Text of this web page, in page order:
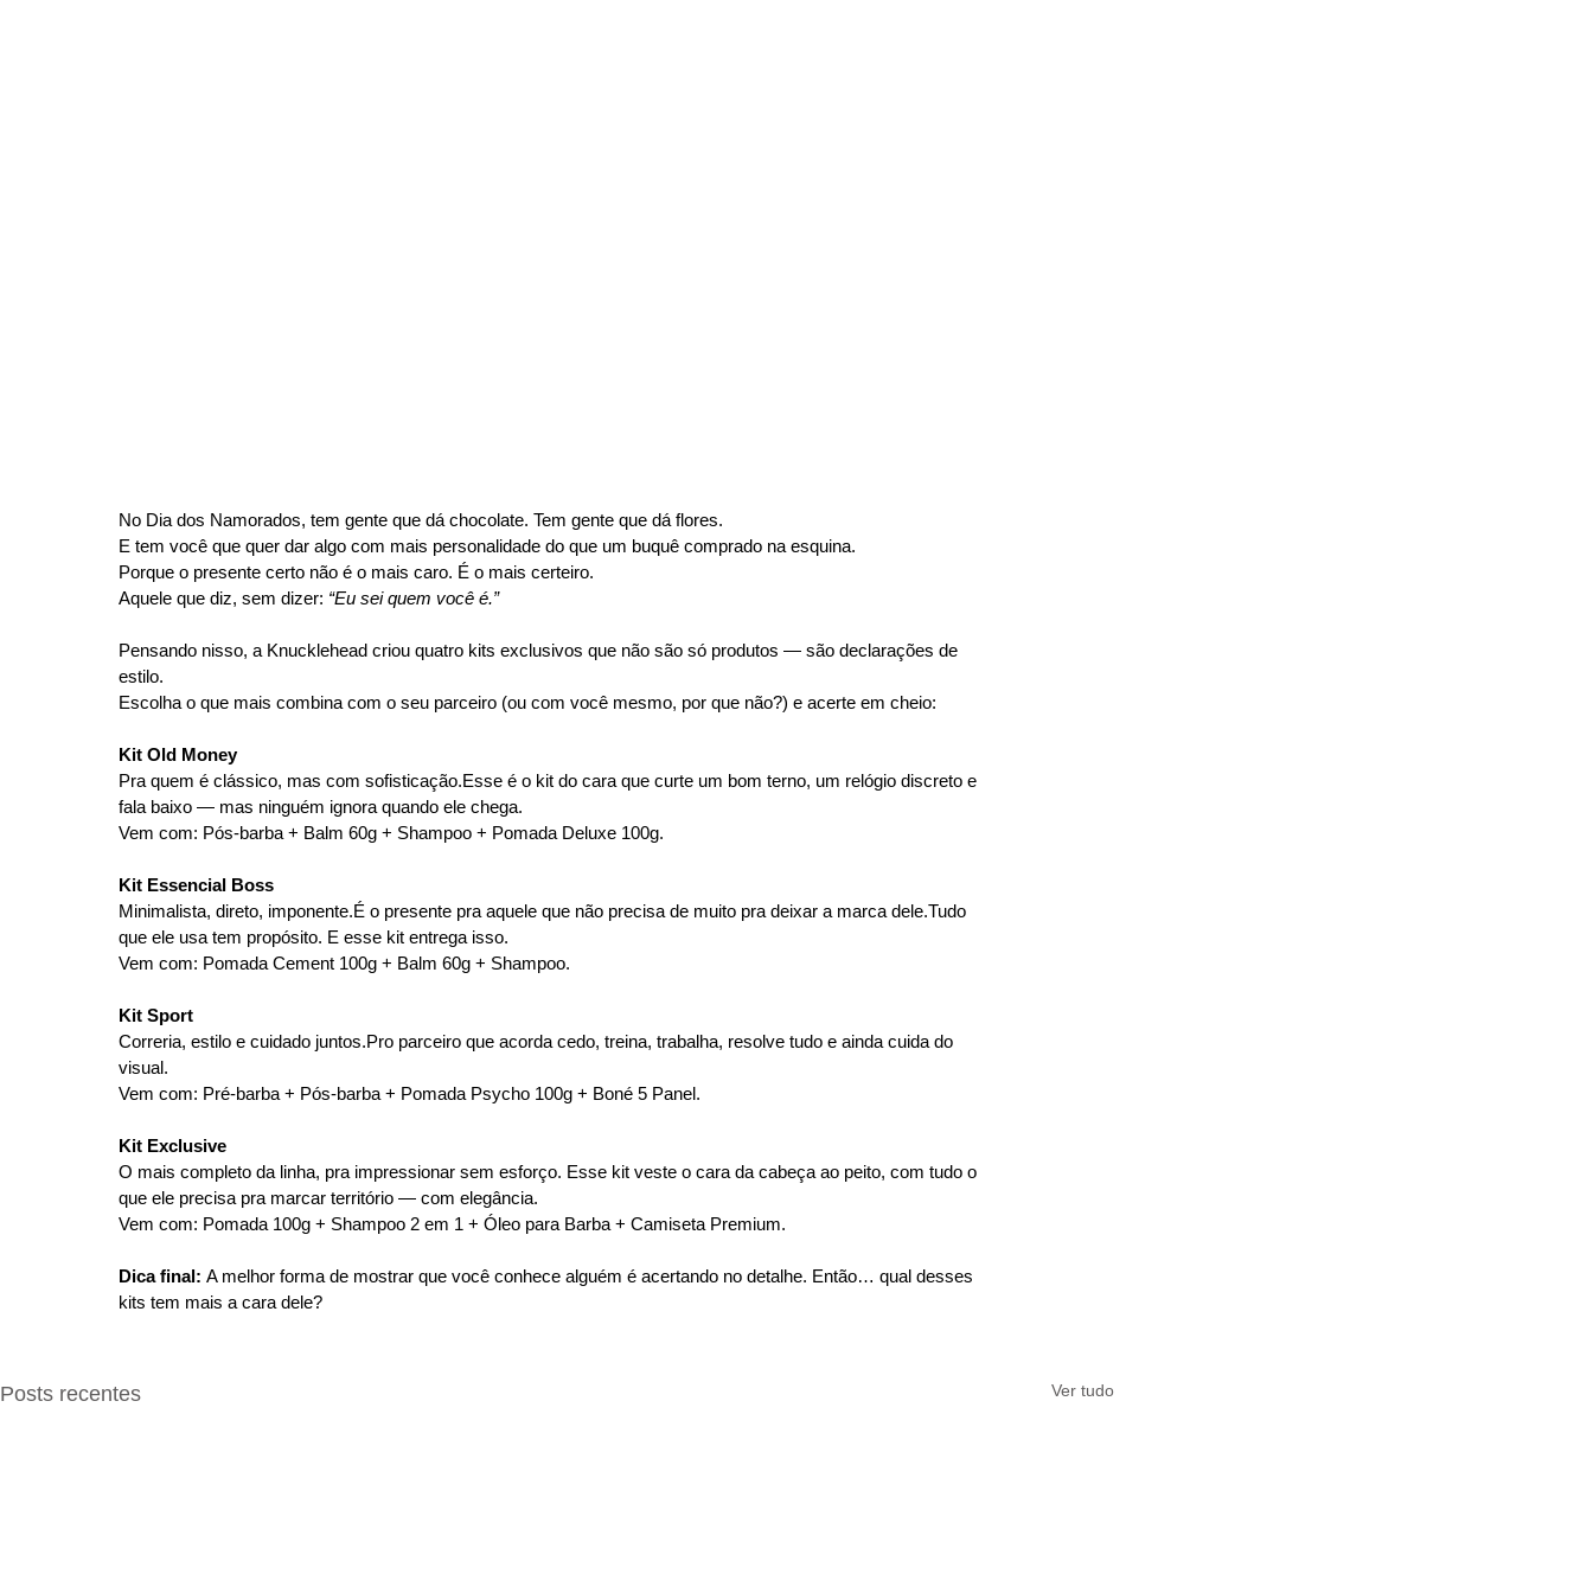
No Dia dos Namorados, tem gente que dá chocolate. Tem gente que dá flores.
E tem você que quer dar algo com mais personalidade do que um buquê comprado na esquina.
Porque o presente certo não é o mais caro. É o mais certeiro.
Aquele que diz, sem dizer: “Eu sei quem você é.”
Pensando nisso, a Knucklehead criou quatro kits exclusivos que não são só produtos — são declarações de
estilo.
Escolha o que mais combina com o seu parceiro (ou com você mesmo, por que não?) e acerte em cheio:
Kit Old Money
Pra quem é clássico, mas com sofisticação.Esse é o kit do cara que curte um bom terno, um relógio discreto e
fala baixo — mas ninguém ignora quando ele chega.
Vem com: Pós-barba + Balm 60g + Shampoo + Pomada Deluxe 100g.
Kit Essencial Boss
Minimalista, direto, imponente.É o presente pra aquele que não precisa de muito pra deixar a marca dele.Tudo
que ele usa tem propósito. E esse kit entrega isso.
Vem com: Pomada Cement 100g + Balm 60g + Shampoo.
Kit Sport
Correria, estilo e cuidado juntos.Pro parceiro que acorda cedo, treina, trabalha, resolve tudo e ainda cuida do
visual.
Vem com: Pré-barba + Pós-barba + Pomada Psycho 100g + Boné 5 Panel.
Kit Exclusive
O mais completo da linha, pra impressionar sem esforço. Esse kit veste o cara da cabeça ao peito, com tudo o
que ele precisa pra marcar território — com elegância.
Vem com: Pomada 100g + Shampoo 2 em 1 + Óleo para Barba + Camiseta Premium.
Dica final: A melhor forma de mostrar que você conhece alguém é acertando no detalhe. Então… qual desses
kits tem mais a cara dele?
Posts recentes Ver tudo